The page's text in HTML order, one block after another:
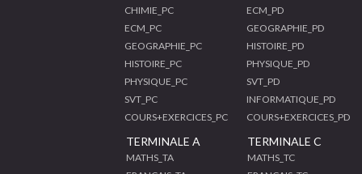
CHIMIE_PC
ECM_PC
GEOGRAPHIE_PC
HISTOIRE_PC
PHYSIQUE_PC
SVT_PC
COURS+EXERCICES_PC
ECM_PD
GEOGRAPHIE_PD
HISTOIRE_PD
PHYSIQUE_PD
SVT_PD
INFORMATIQUE_PD
COURS+EXERCICES_PD
TERMINALE A
MATHS_TA
TERMINALE C
MATHS_TC